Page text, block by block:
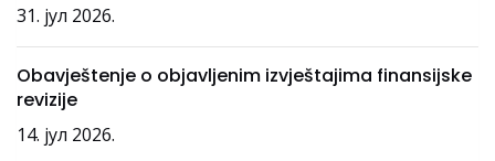
31. јул 2026.
Obavještenje o objavljenim izvještajima finansijske
revizije
14. јул 2026.